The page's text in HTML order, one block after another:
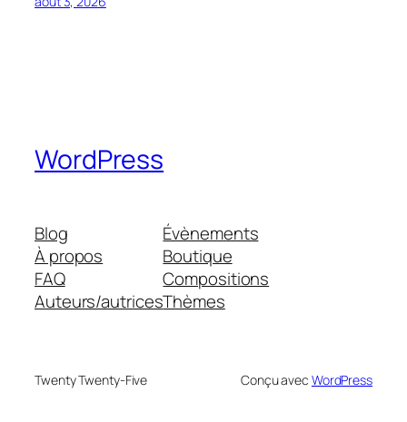
WordPress
Blog
À propos
FAQ
Auteurs/autrices
Évènements
Boutique
Compositions
Thèmes
Twenty Twenty-Five Conçu avec WordPress